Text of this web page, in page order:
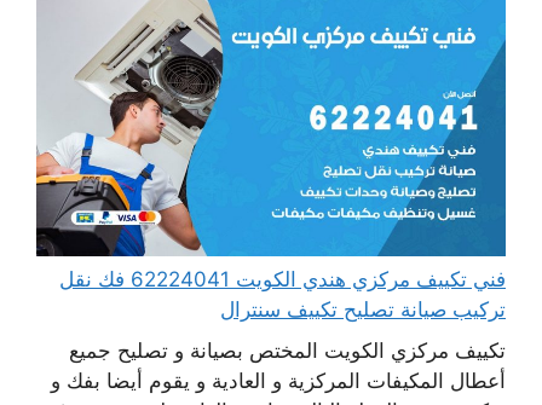
فني تكييف مركزي هندي الكويت 62224041 فك نقل
تركيب صيانة تصليح تكييف سنترال
تكييف مركزي الكويت المختص بصيانة و تصليح جميع
أعطال المكيفات المركزية و العادية و يقوم أيضا بفك و